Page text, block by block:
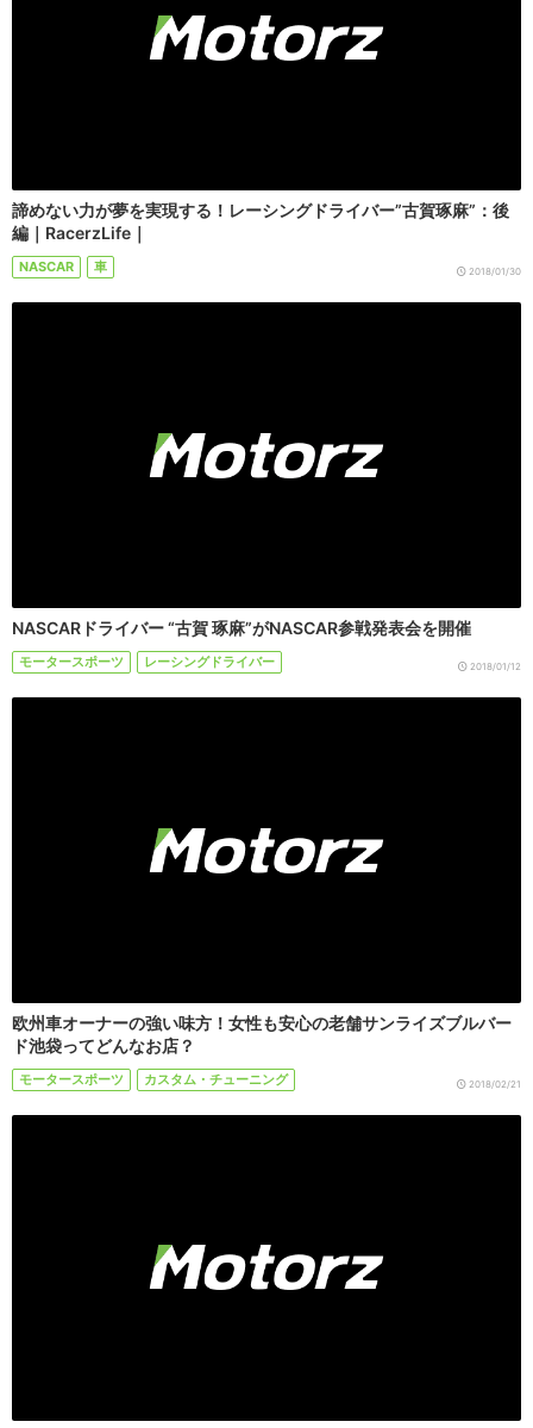
諦めない力が夢を実現する！レーシングドライバー”古賀琢麻”：後
編｜RacerzLife｜
NASCAR 車 2018/01/30
NASCARドライバー “古賀 琢麻”がNASCAR参戦発表会を開催
モータースポーツ レーシングドライバー 2018/01/12
欧州車オーナーの強い味方！女性も安心の老舗サンライズブルバー
ド池袋ってどんなお店？
モータースポーツ カスタム・チューニング 2018/02/21